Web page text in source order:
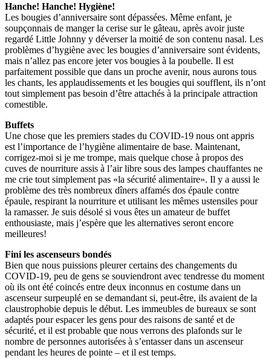
Hanche! Hanche! Hygiène!
Les bougies d’anniversaire sont dépassées. Même enfant, je
soupçonnais de manger la cerise sur le gâteau, après avoir juste
regardé Little Johnny y déverser la moitié de son contenu nasal. Les
problèmes d’hygiène avec les bougies d’anniversaire sont évidents,
mais n’allez pas encore jeter vos bougies à la poubelle. Il est
parfaitement possible que dans un proche avenir, nous aurons tous
les chants, les applaudissements et les bougies qui soufflent, ils n’ont
tout simplement pas besoin d’être attachés à la principale attraction
comestible.
Buffets
Une chose que les premiers stades du COVID-19 nous ont appris
est l’importance de l’hygiène alimentaire de base. Maintenant,
corrigez-moi si je me trompe, mais quelque chose à propos des
cuves de nourriture assis à l’air libre sous des lampes chauffantes ne
me crie tout simplement pas «la sécurité alimentaire». Il y a aussi le
problème des très nombreux dîners affamés dos épaule contre
épaule, respirant la nourriture et utilisant les mêmes ustensiles pour
la ramasser. Je suis désolé si vous êtes un amateur de buffet
enthousiaste, mais j’espère que les alternatives seront encore
meilleures!
Fini les ascenseurs bondés
Bien que nous puissions pleurer certains des changements du
COVID-19, peu de gens se souviendront avec tendresse du moment
où ils ont été coincés entre deux inconnus en costume dans un
ascenseur surpeuplé en se demandant si, peut-être, ils avaient de la
claustrophobie depuis le début. Les immeubles de bureaux se sont
adaptés pour espacer les gens pour des raisons de santé et de
sécurité, et il est probable que nous verrons des plafonds sur le
nombre de personnes autorisées à s’entasser dans un ascenseur
pendant les heures de pointe – et il est temps.